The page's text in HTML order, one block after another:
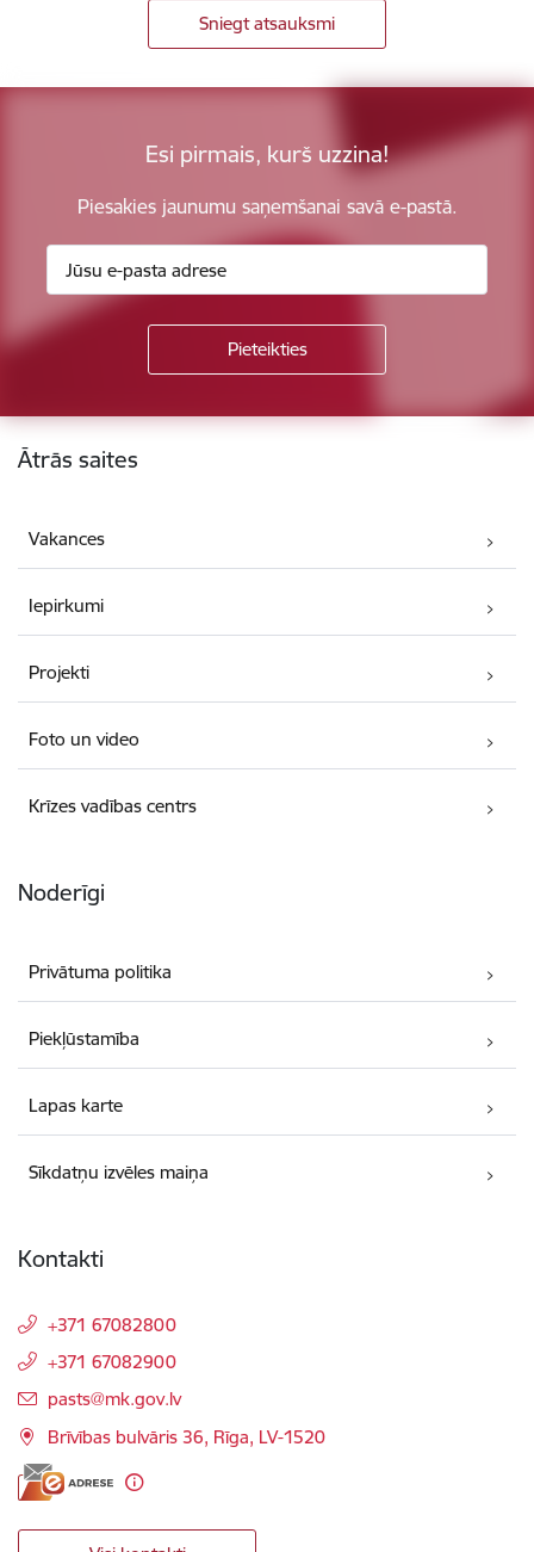
Sniegt atsauksmi
Esi pirmais, kurš uzzina!
Piesakies jaunumu saņemšanai savā e-pastā.
Kājene
Ātrās saites
Vakances
Iepirkumi
Projekti
Foto un video
Krīzes vadības centrs
Noderīgi
Privātuma politika
Piekļūstamība
Lapas karte
Sīkdatņu izvēles maiņa
Kontakti
+371 67082800
+371 67082900
E-pasts:
pasts@mk.gov.lv
Brīvības bulvāris 36, Rīga, LV-1520